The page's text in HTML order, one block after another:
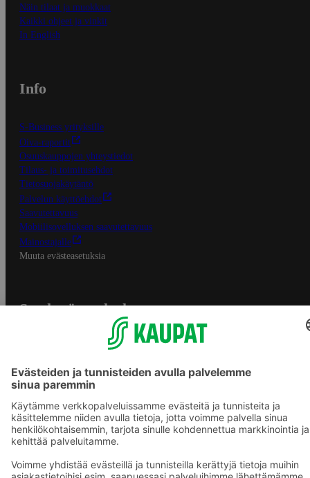
Näin tilaat ja muokkaat
Kaikki ohjeet ja vinkit
In English
Info
S-Business yrityksille
Oiva-raportit
Osuuskauppojen yhteystiedot
Tilaus- ja toimitusehdot
Tietosuojakäytäntö
Palvelun käyttöehdot
Saavutettavuus
Mobiilisovelluksen saavutettavuus
Mainostajalle
Muuta evästeasetuksia
S-ryhmän palvelut
Yhteishyvä Ruoka -sovellus
S-ostoslista -sovellus
Prisma.fi
Sokos.fi
S-Pankki
Sokos Hotels